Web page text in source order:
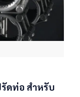
ดท่อ สำหรับ